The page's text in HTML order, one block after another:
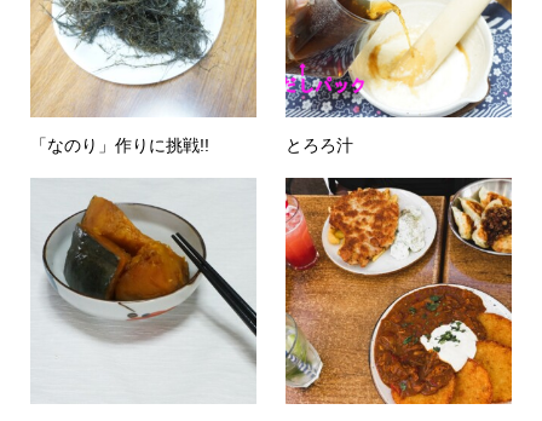
「なのり」作りに挑戦!! とろろ汁